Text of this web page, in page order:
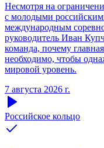
Несмотря на
с молодыми
международным
руководитель Иван
команда, почему
необходимо, чтобы
мировой уровень.
7 августа 2026 г.
Российское кольцо